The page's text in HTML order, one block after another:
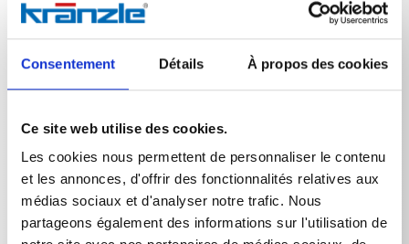
Consentement Détails À propos des cookies
Ce site web utilise des cookies.
Les cookies nous permettent de personnaliser le contenu
et les annonces, d'offrir des fonctionnalités relatives aux
médias sociaux et d'analyser notre trafic. Nous
partageons également des informations sur l'utilisation de
Données techniques
DONNÉES TECHNIQUES